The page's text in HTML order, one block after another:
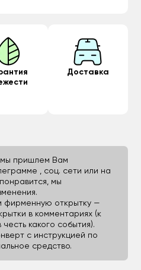
Доставка
мы пришлем Вам
, соц. сети или на
мы
фирменную открытку —
в комментариях (к
какого события).
с инструкцией по
средство.